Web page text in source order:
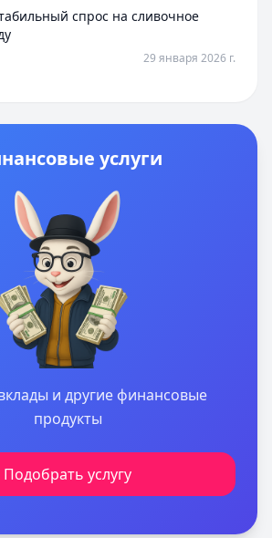
спрос на сливочное
29 января 2026 г.
услуги
и другие финансовые
продукты
Подобрать услугу